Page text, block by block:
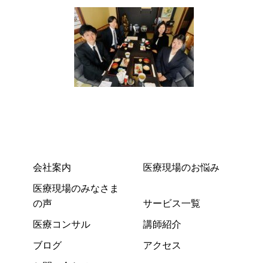
会社案内
医療現場のお悩み
医療現場のみなさま
の声
サービス一覧
医療コンサル
講師紹介
ブログ
アクセス